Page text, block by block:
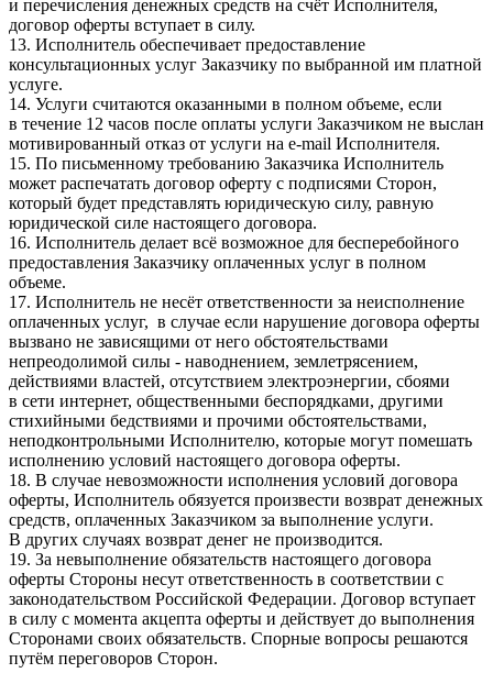
и перечисления денежных средств на счёт Исполнителя,
договор оферты вступает в силу.
13. Исполнитель обеспечивает предоставление
консультационных услуг Заказчику по выбранной им платной
услуге.
14. Услуги считаются оказанными в полном объеме, если
в течение 12 часов после оплаты услуги Заказчиком не выслан
мотивированный отказ от услуги на e-mail Исполнителя.
15. По письменному требованию Заказчика Исполнитель
может распечатать договор оферту с подписями Сторон,
который будет представлять юридическую силу, равную
юридической силе настоящего договора.
16. Исполнитель делает всё возможное для бесперебойного
предоставления Заказчику оплаченных услуг в полном
объеме.
17. Исполнитель не несёт ответственности за неисполнение
оплаченных услуг, в случае если нарушение договора оферты
вызвано не зависящими от него обстоятельствами
непреодолимой силы - наводнением, землетрясением,
действиями властей, отсутствием электроэнергии, сбоями
в сети интернет, общественными беспорядками, другими
стихийными бедствиями и прочими обстоятельствами,
неподконтрольными Исполнителю, которые могут помешать
исполнению условий настоящего договора оферты.
18. В случае невозможности исполнения условий договора
оферты, Исполнитель обязуется произвести возврат денежных
средств, оплаченных Заказчиком за выполнение услуги.
В других случаях возврат денег не производится.
19. За невыполнение обязательств настоящего договора
оферты Стороны несут ответственность в соответствии с
законодательством Российской Федерации. Договор вступает
в силу с момента акцепта оферты и действует до выполнения
Сторонами своих обязательств. Спорные вопросы решаются
путём переговоров Сторон.